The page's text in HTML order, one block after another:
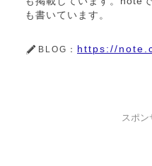
も書いています。
BLOG： https://
スポン